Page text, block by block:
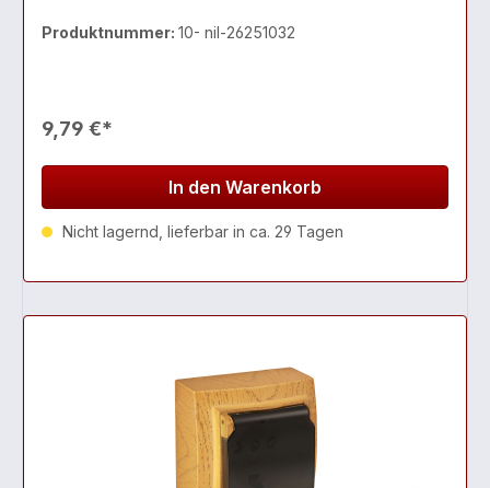
Produktnummer: 10- nil-26251032
9,79 €*
In den Warenkorb
Nicht lagernd, lieferbar in ca. 29 Tagen